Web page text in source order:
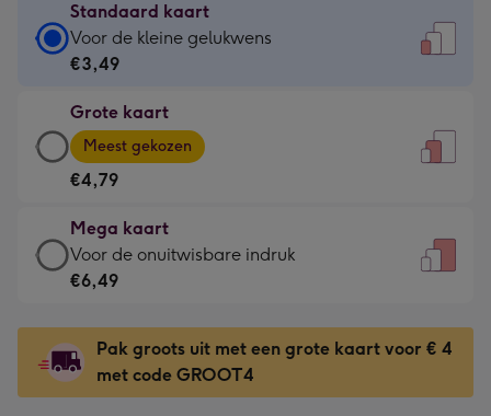
Standaard kaart
Standaard
kaart
€3,49
-
Voor
kleine
gelukwens
-
120
x
160
mm
Voor de kleine gelukwens
€3,49
Grote kaart
Grote
kaart
-
€4,79
-
Meest
gekozen
Dimensions:
167
x
Meest gekozen
€4,79
Mega kaart
Mega
kaart
€6,49
-
Voor
Voor de onuitwisbare indruk
€6,49
Pak groots uit met een grote kaart voor € 4
met code GROOT4